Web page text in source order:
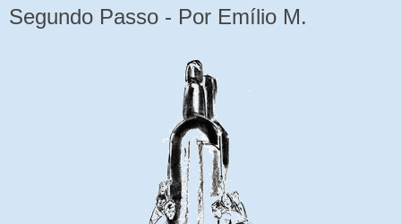
Segundo Passo - Por Emílio M.